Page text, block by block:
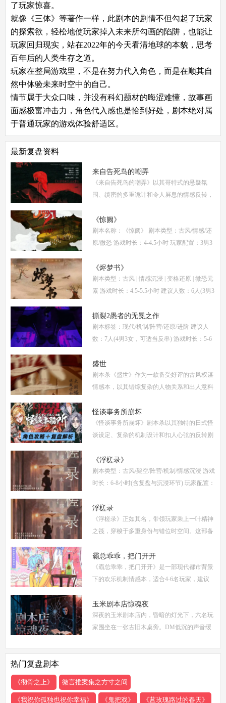
了玩家惊喜。
就像《三体》等著作一样，此剧本的剧情不但勾起了玩家
的探索欲，轻松地使玩家掉入未来所勾画的陷阱，也能让
玩家回归现实，站在2022年的今天看清地球的本貌，思考
百年后的人类生存之道。
玩家在整局游戏里，不是在努力代入角色，而是在顺其自
然中体验未来时空中的自己。
情节属于大众口味，并没有科幻题材的晦涩难懂，故事画
面感极富冲击力，角色代入感也是恰到好处，剧本绝对属
于普通玩家的游戏体验舒适区。
最新复盘资料
来自告死鸟的嘲弄
《来自告死鸟的嘲弄》以其哥特式的悬疑氛
围、缜密的多重诡计和令人屏息的情感反转，
南将从线索流程梳理、角色任务解析、核心诡
计拆
《惊阙》
剧本名称：《惊阙》 剧本类型：古风/情感/还
原/微恐 游戏时长：4-4.5小时 玩家配置：3男3
体验测评内容，复盘答案仅需2步： (1)关注微
信公
《烬梦书》
剧本类型：古风 | 情感沉浸 | 变格还原 | 微恐元
素 游戏时长：4.5-5.5小时 建议人数：6人(3男3
风故事、情感细腻、偏好剧情还原的玩家 《烬
梦
撕裂2愚者的无冕之作
剧本标签：现代/机制/阵营/还原/进阶 建议人
数：7人(4男3女，可适当反串) 游戏时长：5-6
《撕裂2愚者的无冕之作》玩家点评关键词：
机制
盛世
剧本杀《盛世》作为一款备受好评的古风权谋
情感本，以其错综复杂的人物关系和出人意料
供全面的复盘解析，包括角色攻略、关键线索
解
怪谈事务所崩坏
《怪谈事务所崩坏》剧本杀以其独特的日式怪
谈设定、复杂的机制设计和扣人心弦的反转剧
复盘、体验测评、新本攻略、类型时间和玩家
点
《浮槎录》
剧本类型：古风/架空/阵营/机制/情感沉浸 游戏
时长：6-8小时(含复盘与沉浸环节) 玩家配置：
别选择以增强代入感) 适合玩家：适合喜爱深
度
浮槎录
《浮槎录》正如其名，带领玩家乘上一叶精神
之筏，穿梭于多重身份与错位时空间。这部备
精密的机制设计和深刻的人性探讨，在剧本杀
圈
霸总乖乖，把门开开
《霸总乖乖，把门开开》是一部现代都市背景
下的欢乐机制情感本，适合4-6名玩家，建议
争、家族恩怨与情感纠葛，以轻松幽默的笔触
描绘了一
玉米剧本店惊魂夜
深夜的玉米剧本店内，昏暗的灯光下，六名玩
家围坐在一张古旧木桌旁。DM低沉的声音缓
热门复盘剧本
《彻骨之上》 微言推案集之方寸之间
《我祝你孤独也祝你幸福》 《鬼把戏》 《蓝玫瑰路过的春天》